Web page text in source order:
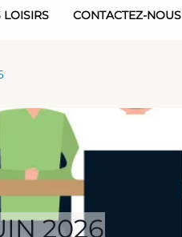
LOISIRS CONTACTEZ-NOUS
2026